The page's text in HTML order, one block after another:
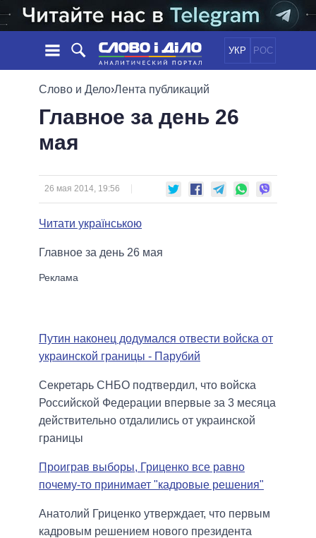
УКР РОС
НОВОСТИ
ЛЕНТА
СОБЫТИЯ
МНЕНИЯ
ОБЗОРЫ
ДАЙДЖЕСТЫ
ПОЛИТИКА
МИР
ОБЕЩАНИЯ
ВСЕ ПОЛИТИКИ
ПРЕЗИДЕНТ И ОФИС
ВЕРХОВНАЯ РАДА
ИНФОГРАФИКА
Слово и Дело›Лента публикаций
Главное за день 26
мая
26 мая 2014, 19:56
Читати українською
Главное за день 26 мая
Путин наконец додумался отвести войска от
украинской границы - Парубий
Секретарь СНБО подтвердил, что войска
Российской Федерации впервые за 3 месяца
действительно отдалились от украинской
границы
Проиграв выборы, Гриценко все равно
почему-то принимает "кадровые решения"
Анатолий Гриценко утверждает, что первым
кадровым решением нового президента